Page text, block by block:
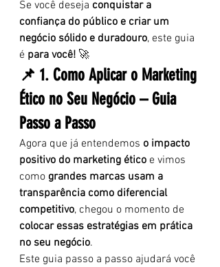
Se você deseja conquistar a
confiança do público e criar um
negócio sólido e duradouro, este guia
é para você! 🚀
📌 1. Como Aplicar o Marketing
Ético no Seu Negócio – Guia
Passo a Passo
Agora que já entendemos o impacto
positivo do marketing ético e vimos
como grandes marcas usam a
transparência como diferencial
competitivo, chegou o momento de
colocar essas estratégias em prática
no seu negócio.
Este guia passo a passo ajudará você